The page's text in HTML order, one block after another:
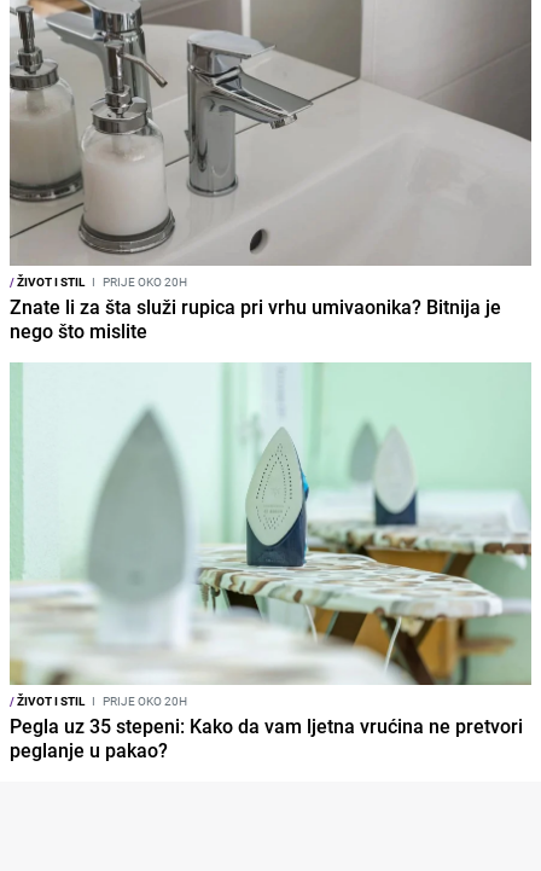
/ŽIVOT I STIL I PRIJE OKO 20H
Znate li za šta služi rupica pri vrhu umivaonika? Bitnija je
nego što mislite
/ŽIVOT I STIL I PRIJE OKO 20H
Pegla uz 35 stepeni: Kako da vam ljetna vrućina ne pretvori
peglanje u pakao?